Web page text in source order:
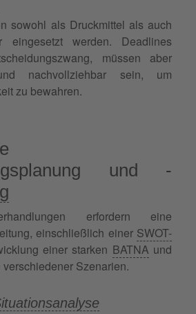
sowohl als Druckmittel als auch
eingesetzt werden. Deadlines
müssen aber
nachvollziehbar sein, um
zu bewahren.
und -
erfordern eine
einschließlich einer SWOT-
einer starken BATNA und
Szenarien.